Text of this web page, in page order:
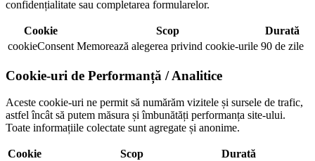
confidențialitate sau completarea formularelor.
Cookie Scop
Durată
cookieConsent Memorează alegerea privind cookie-urile 90 de zile
Cookie-uri de Performanță / Analitice
Aceste cookie-uri ne permit să numărăm vizitele și sursele de trafic,
astfel încât să putem măsura și îmbunătăți performanța site-ului.
Toate informațiile colectate sunt agregate și anonime.
Cookie Scop
Durată